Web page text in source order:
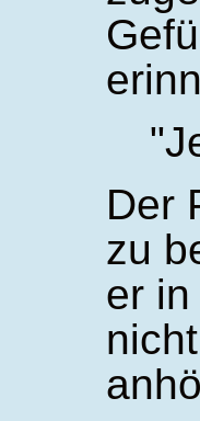
Der
zu
er